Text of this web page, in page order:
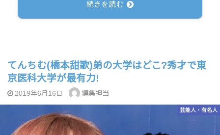
続きを読む
てんちむ(橋本甜歌)弟の大学はどこ?秀才で東
京医科大学が最有力!
2019年6月16日 編集担当
芸能人・有名人